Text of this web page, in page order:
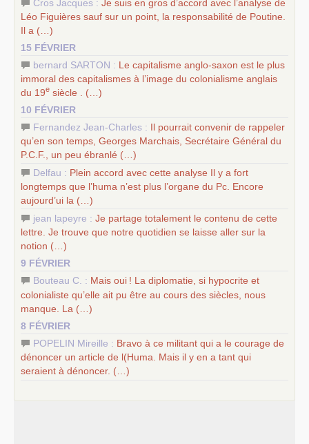
Cros Jacques : Je suis en gros d’accord avec l’analyse de
Léo Figuières sauf sur un point, la responsabilité de Poutine.
Il a (…)
15 FÉVRIER
bernard SARTON : Le capitalisme anglo-saxon est le plus
immoral des capitalismes à l’image du colonialisme anglais
du 19e siècle . (…)
10 FÉVRIER
Fernandez Jean-Charles : Il pourrait convenir de rappeler
qu’en son temps, Georges Marchais, Secrétaire Général du
P.C. F., un peu ébranlé (…)
Delfau : Plein accord avec cette analyse Il y a fort
longtemps que l’huma n’est plus l’organe du Pc. Encore
aujourd’ui la (…)
jean lapeyre : Je partage totalement le contenu de cette
lettre. Je trouve que notre quotidien se laisse aller sur la
notion (…)
9 FÉVRIER
Bouteau C. : Mais oui ! La diplomatie, si hypocrite et
colonialiste qu’elle ait pu être au cours des siècles, nous
manque. La (…)
8 FÉVRIER
POPELIN Mireille : Bravo à ce militant qui a le courage de
dénoncer un article de l(Huma. Mais il y en a tant qui
seraient à dénoncer. (…)